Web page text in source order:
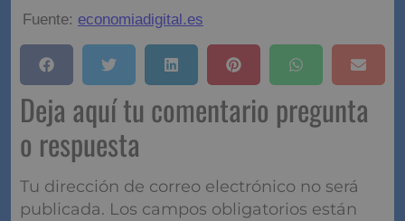
Fuente: economiadigital.es
Deja aquí tu comentario pregunta
o respuesta
Tu dirección de correo electrónico no será
publicada. Los campos obligatorios están